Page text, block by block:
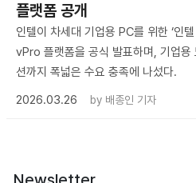
플랫폼 공개
인텔이 차세대 기업용 PC를 위한 ‘인
vPro 플랫폼을 공식 발표하며, 기업용
션까지 폭넓은 수요 충족에 나섰다.
2026.03.26
by 배종인 기자